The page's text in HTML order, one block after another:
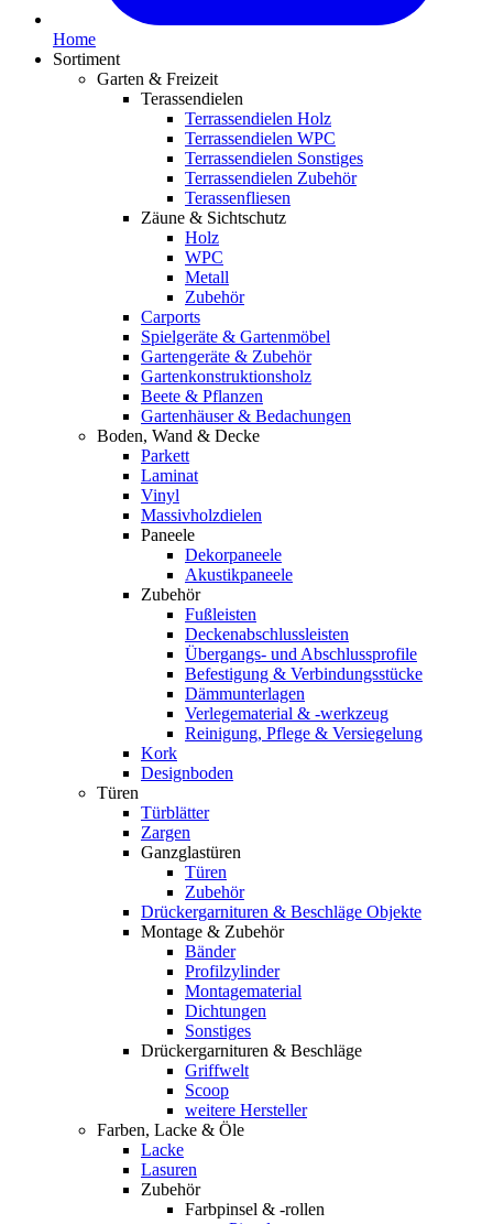
Home
Sortiment
Garten & Freizeit
Terassendielen
Terrassendielen Holz
Terrassendielen WPC
Terrassendielen Sonstiges
Terrassendielen Zubehör
Terassenfliesen
Zäune & Sichtschutz
Holz
WPC
Metall
Zubehör
Carports
Spielgeräte & Gartenmöbel
Gartengeräte & Zubehör
Gartenkonstruktionsholz
Beete & Pflanzen
Gartenhäuser & Bedachungen
Boden, Wand & Decke
Parkett
Laminat
Vinyl
Massivholzdielen
Paneele
Dekorpaneele
Akustikpaneele
Zubehör
Fußleisten
Deckenabschlussleisten
Übergangs- und Abschlussprofile
Befestigung & Verbindungsstücke
Dämmunterlagen
Verlegematerial & -werkzeug
Reinigung, Pflege & Versiegelung
Kork
Designboden
Türen
Türblätter
Zargen
Ganzglastüren
Türen
Zubehör
Drückergarnituren & Beschläge Objekte
Montage & Zubehör
Bänder
Profilzylinder
Montagematerial
Dichtungen
Sonstiges
Drückergarnituren & Beschläge
Griffwelt
Scoop
weitere Hersteller
Farben, Lacke & Öle
Lacke
Lasuren
Zubehör
Farbpinsel & -rollen